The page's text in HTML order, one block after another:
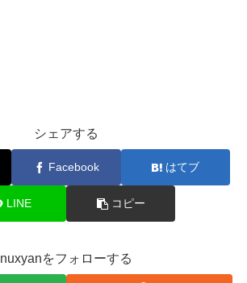
シェアする
Facebook はてブ
LINE コピー
nuxyanをフォローする